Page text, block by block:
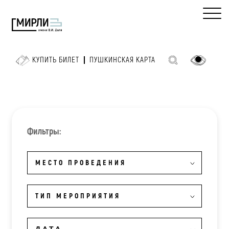
КУПИТЬ БИЛЕТ ПУШКИНСКАЯ КАРТА
Фильтры:
МЕСТО ПРОВЕДЕНИЯ
ТИП МЕРОПРИЯТИЯ